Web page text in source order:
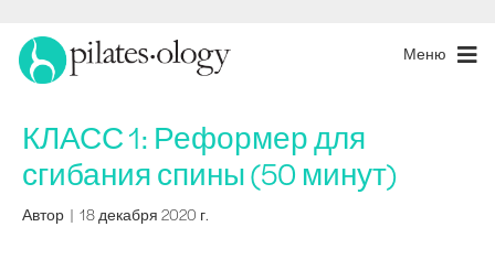
Меню
КЛАСС 1: Реформер для
сгибания спины (50 минут)
Автор | 18 декабря 2020 г.